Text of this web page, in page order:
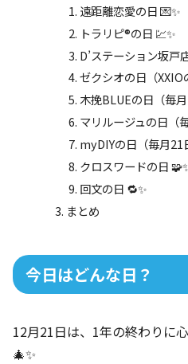
遠距離恋愛の日 💌✨
トラリピ®の日 💹✨
D’ステーション坂戸
ゼクシオの日（
木挽BLUEの日（毎
マリルージュの日（
myDIYの日（毎月
クロスワードの日
回文の日 🔁✨
まとめ
今日はどんな日？
12月21日は、1年の終わりに
🎄✨